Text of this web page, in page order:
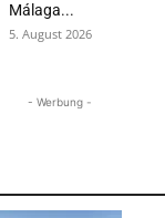
Málaga...
5. August 2026
- Werbung -